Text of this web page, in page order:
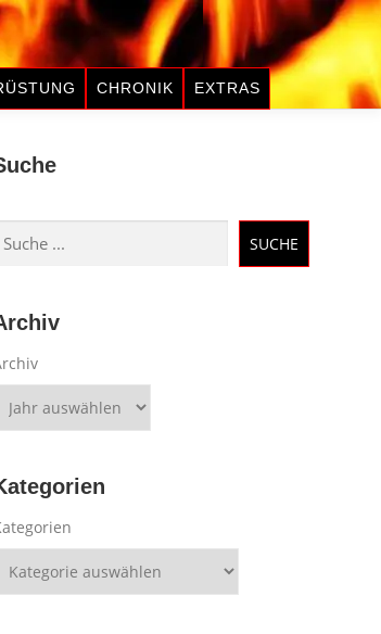
CHRONIK EXTRAS
Suchen
SUCHE